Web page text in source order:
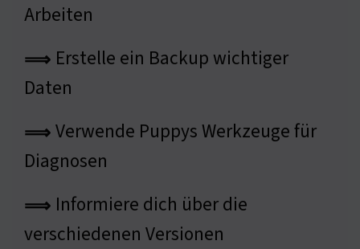
Arbeiten
⟹ Erstelle ein Backup wichtiger
Daten
⟹Verwende Puppys Werkzeuge für
Diagnosen
⟹ Informiere dich über die
verschiedenen Versionen